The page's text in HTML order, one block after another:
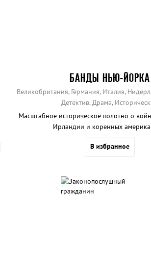
БАНДЫ НЬЮ-ЙОРКА
Великобритания, Германия, Италия,
Детектив, Драма,
Масштабное историческое полотно о
Ирландии и коренных
В избранное